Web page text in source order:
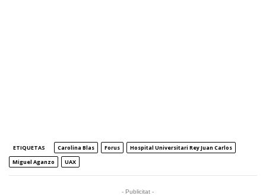
ETIQUETAS Carolina Blas Forus
Hospital Universitari Rey Juan Carlos
Miguel Aganzo
UAX
- Publicitat -